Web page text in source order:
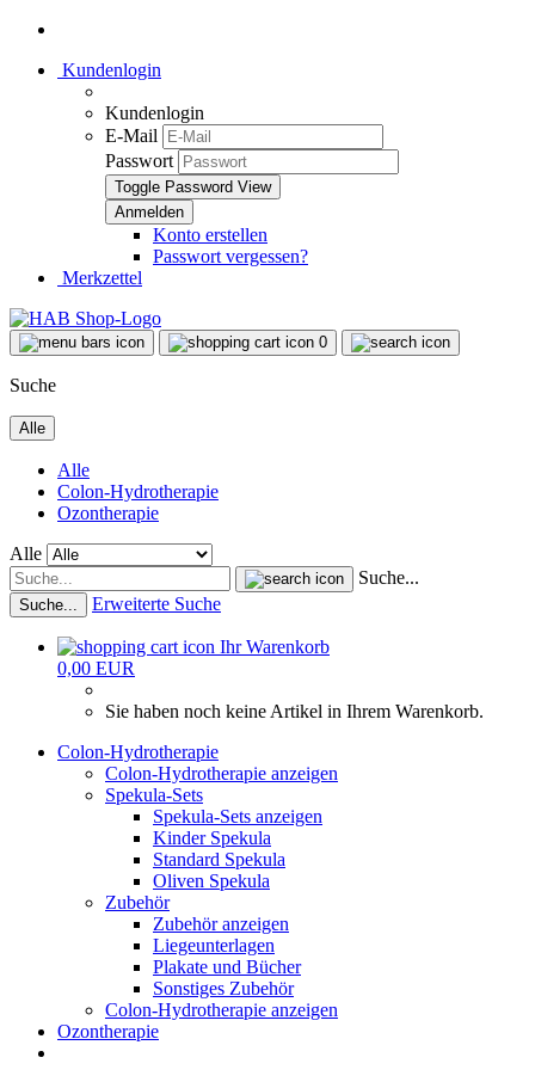
Kundenlogin
Kundenlogin
E-Mail
Passwort
Toggle Password View
Konto erstellen
Passwort vergessen?
Merkzettel
0
Suche
Alle
Alle
Colon-Hydrotherapie
Ozontherapie
Alle
Suche...
Suche... Erweiterte Suche
Ihr Warenkorb
0,00 EUR
Sie haben noch keine Artikel in Ihrem Warenkorb.
Colon-Hydrotherapie
Colon-Hydrotherapie anzeigen
Spekula-Sets
Spekula-Sets anzeigen
Kinder Spekula
Standard Spekula
Oliven Spekula
Zubehör
Zubehör anzeigen
Liegeunterlagen
Plakate und Bücher
Sonstiges Zubehör
Colon-Hydrotherapie anzeigen
Ozontherapie